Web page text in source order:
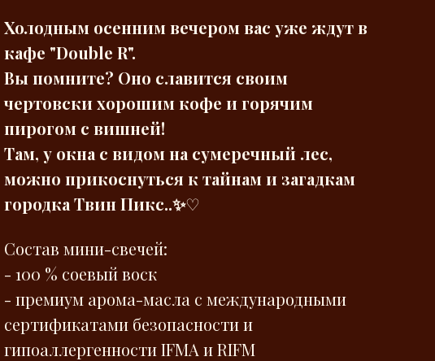
Холодным осенним вечером вас уже ждут в
кафе "Double R".
Вы помните? Оно славится своим
чертовски хорошим кофе и горячим
пирогом с вишней!
Там, у окна с видом на сумеречный лес,
можно прикоснуться к тайнам и загадкам
городка Твин Пикс..✨♡
Состав мини-свечей:
- 100 % соевый воск
- премиум арома-масла с международными
сертификатами безопасности и
гипоаллергенности IFMA и RIFM